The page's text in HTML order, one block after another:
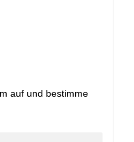
auf und bestimme